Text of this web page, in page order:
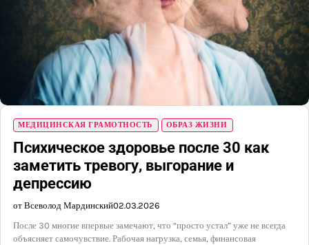
МЕДИЦИНСКАЯ ГРАМОТНОСТЬ ОБРАЗ ЖИЗНИ
Психическое здоровье после 30 как
заметить тревогу, выгорание и
депрессию
от Всеволод Мардинский02.03.2026
После 30 многие впервые замечают, что “просто устал” уже не всегда
объясняет самочувствие. Рабочая нагрузка, семья, финансовая